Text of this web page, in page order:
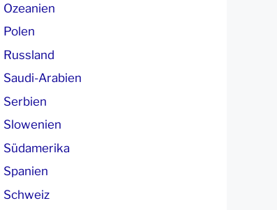
Ozeanien
Polen
Russland
Saudi-Arabien
Serbien
Slowenien
Südamerika
Spanien
Schweiz